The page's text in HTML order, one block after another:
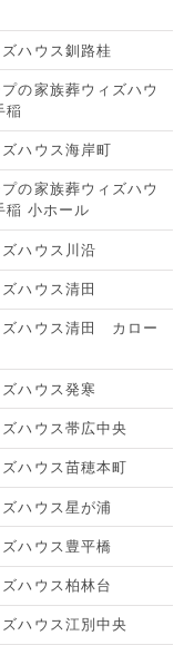
ズハウス釧路桂
プの家族葬ウィズハウ
稲
ハウス海岸町
プの家族葬ウィズハウ
稲 小ホール
ズハウス川沿
ハウス清田
ズハウス清田 カロー
ズハウス発寒
ズハウス帯広中央
ハウス苗穂本町
ズハウス星が浦
ズハウス豊平橋
ズハウス柏林台
ズハウス江別中央